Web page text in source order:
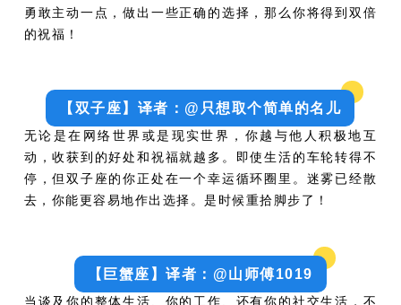
勇敢主动一点，做出一些正确的选择，那么你将得到双倍
的祝福！
【双子座】译者：@只想取个简单的名儿
无论是在网络世界或是现实世界，你越与他人积极地互
动，收获到的好处和祝福就越多。即使生活的车轮转得不
停，但双子座的你正处在一个幸运循环圈里。迷雾已经散
去，你能更容易地作出选择。是时候重拾脚步了！
【巨蟹座】译者：@山师傅1019
当谈及你的整体生活、你的工作、还有你的社交生活，不